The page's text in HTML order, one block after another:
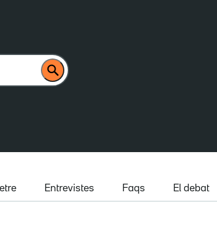
Entrevistes Faqs El debat